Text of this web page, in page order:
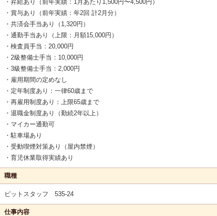
・昇給あり（前年実績：1月あたり1,500円〜4,500円）
・賞与あり（前年実績：年2回 計2月分）
・共済会手当あり（1,320円）
・通勤手当あり（上限：月額15,000円）
・検査員手当：20,000円
・2級整備士手当：10,000円
・3級整備士手当：2,000円
・雇用期間の定めなし
・定年制度あり：一律60歳まで
・再雇用制度あり：上限65歳まで
・退職金制度あり（勤続2年以上）
・マイカー通勤可
・駐車場あり
・受動喫煙対策あり（屋内禁煙）
・育児休業取得実績あり
職種
ピットスタッフ 535-24
仕事内容